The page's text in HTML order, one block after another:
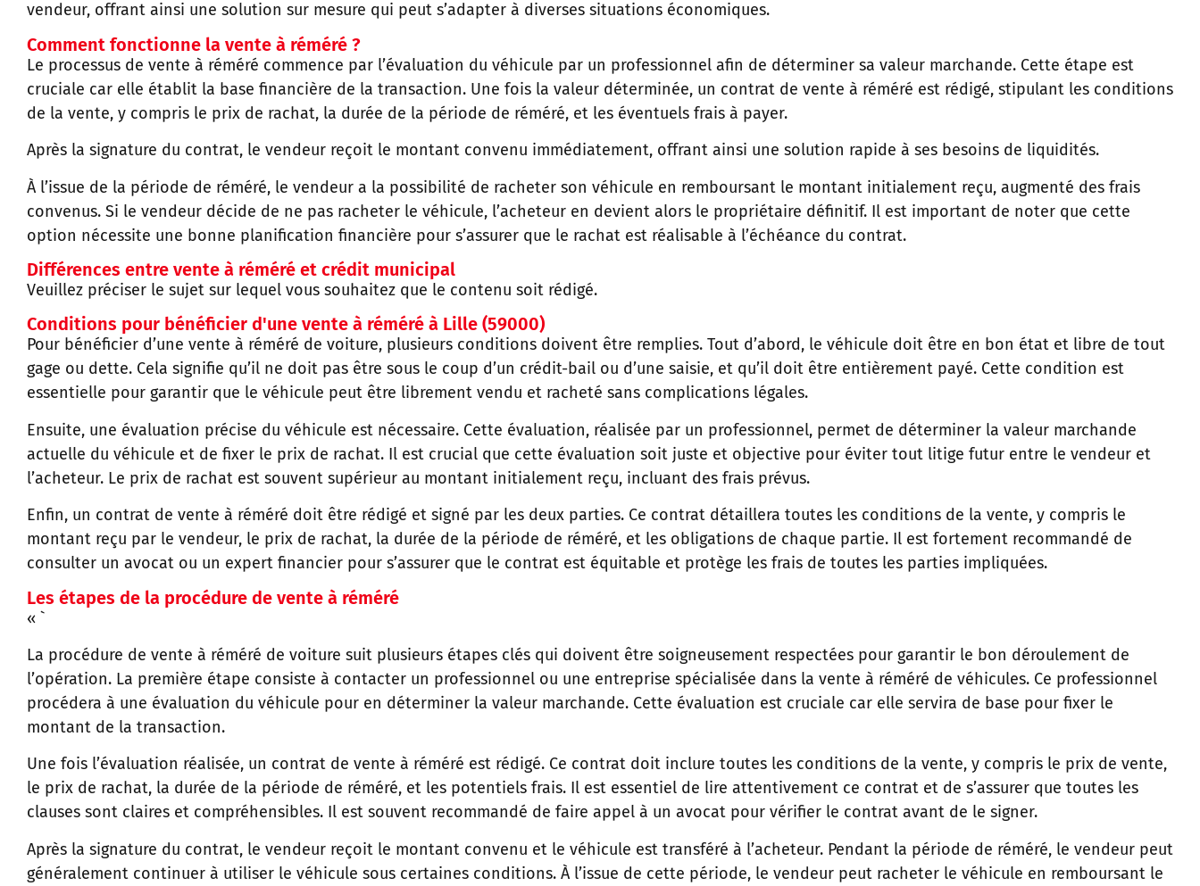
vendeur, offrant ainsi une solution sur mesure qui peut s’adapter à diverses situations économiques.
Comment fonctionne la vente à réméré ?
Le processus de vente à réméré commence par l’évaluation du véhicule par un professionnel afin de déterminer sa valeur marchande. Cette étape est
cruciale car elle établit la base financière de la transaction. Une fois la valeur déterminée, un contrat de vente à réméré est rédigé, stipulant les conditions
de la vente, y compris le prix de rachat, la durée de la période de réméré, et les éventuels frais à payer.
Après la signature du contrat, le vendeur reçoit le montant convenu immédiatement, offrant ainsi une solution rapide à ses besoins de liquidités.
À l’issue de la période de réméré, le vendeur a la possibilité de racheter son véhicule en remboursant le montant initialement reçu, augmenté des frais
convenus. Si le vendeur décide de ne pas racheter le véhicule, l’acheteur en devient alors le propriétaire définitif. Il est important de noter que cette
option nécessite une bonne planification financière pour s’assurer que le rachat est réalisable à l’échéance du contrat.
Différences entre vente à réméré et crédit municipal
Veuillez préciser le sujet sur lequel vous souhaitez que le contenu soit rédigé.
Conditions pour bénéficier d'une vente à réméré à Lille (59000)
Pour bénéficier d’une vente à réméré de voiture, plusieurs conditions doivent être remplies. Tout d’abord, le véhicule doit être en bon état et libre de tout
gage ou dette. Cela signifie qu’il ne doit pas être sous le coup d’un crédit-bail ou d’une saisie, et qu’il doit être entièrement payé. Cette condition est
essentielle pour garantir que le véhicule peut être librement vendu et racheté sans complications légales.
Ensuite, une évaluation précise du véhicule est nécessaire. Cette évaluation, réalisée par un professionnel, permet de déterminer la valeur marchande
actuelle du véhicule et de fixer le prix de rachat. Il est crucial que cette évaluation soit juste et objective pour éviter tout litige futur entre le vendeur et
l’acheteur. Le prix de rachat est souvent supérieur au montant initialement reçu, incluant des frais prévus.
Enfin, un contrat de vente à réméré doit être rédigé et signé par les deux parties. Ce contrat détaillera toutes les conditions de la vente, y compris le
montant reçu par le vendeur, le prix de rachat, la durée de la période de réméré, et les obligations de chaque partie. Il est fortement recommandé de
consulter un avocat ou un expert financier pour s’assurer que le contrat est équitable et protège les frais de toutes les parties impliquées.
Les étapes de la procédure de vente à réméré
« `
La procédure de vente à réméré de voiture suit plusieurs étapes clés qui doivent être soigneusement respectées pour garantir le bon déroulement de
l’opération. La première étape consiste à contacter un professionnel ou une entreprise spécialisée dans la vente à réméré de véhicules. Ce professionnel
procédera à une évaluation du véhicule pour en déterminer la valeur marchande. Cette évaluation est cruciale car elle servira de base pour fixer le
montant de la transaction.
Une fois l’évaluation réalisée, un contrat de vente à réméré est rédigé. Ce contrat doit inclure toutes les conditions de la vente, y compris le prix de vente,
le prix de rachat, la durée de la période de réméré, et les potentiels frais. Il est essentiel de lire attentivement ce contrat et de s’assurer que toutes les
clauses sont claires et compréhensibles. Il est souvent recommandé de faire appel à un avocat pour vérifier le contrat avant de le signer.
Après la signature du contrat, le vendeur reçoit le montant convenu et le véhicule est transféré à l’acheteur. Pendant la période de réméré, le vendeur peut
généralement continuer à utiliser le véhicule sous certaines conditions. À l’issue de cette période, le vendeur peut racheter le véhicule en remboursant le